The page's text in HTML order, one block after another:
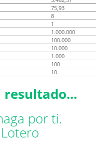
75,93
8
1
1.000.000
100.000
10.000
1.000
100
10
resultado...
por ti.